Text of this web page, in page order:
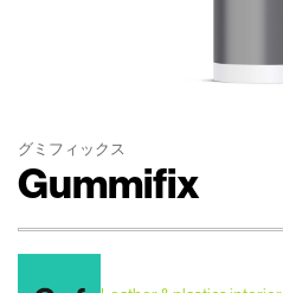
グミフィックス
Gummifix